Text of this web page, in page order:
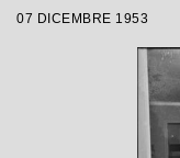
Catalani,
con la regia
07 DICEMBRE 1953